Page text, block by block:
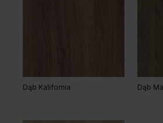
Dąb Kalifornia Dąb